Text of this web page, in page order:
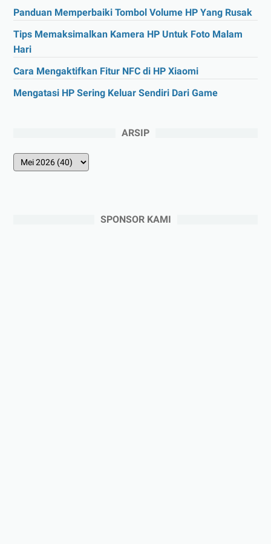
Panduan Memperbaiki Tombol Volume HP Yang Rusak
Tips Memaksimalkan Kamera HP Untuk Foto Malam
Hari
Cara Mengaktifkan Fitur NFC di HP Xiaomi
Mengatasi HP Sering Keluar Sendiri Dari Game
ARSIP
SPONSOR KAMI